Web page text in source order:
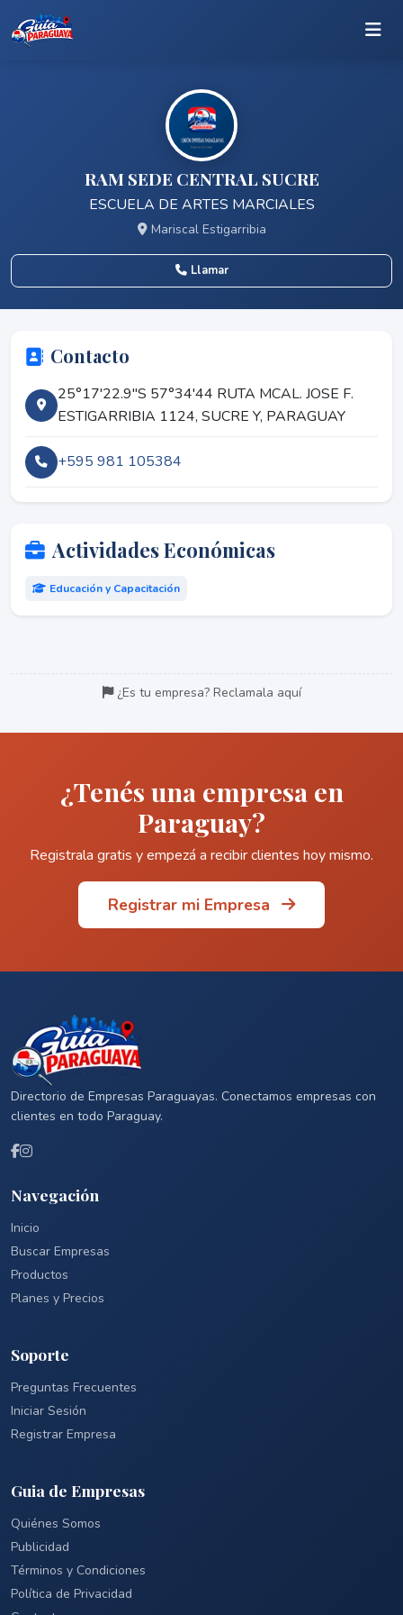
RAM SEDE CENTRAL SUCRE
ESCUELA DE ARTES MARCIALES
Mariscal Estigarribia
Llamar
Contacto
25°17'22.9"S 57°34'44 RUTA MCAL. JOSE F.
ESTIGARRIBIA 1124, SUCRE Y, PARAGUAY
+595 981 105384
Actividades Económicas
Educación y Capacitación
¿Es tu empresa? Reclamala aquí
¿Tenés una empresa en
Paraguay?
Registrala gratis y empezá a recibir clientes hoy mismo.
Registrar mi Empresa
Directorio de Empresas Paraguayas. Conectamos empresas con
clientes en todo Paraguay.
Navegación
Inicio
Buscar Empresas
Productos
Planes y Precios
Soporte
Preguntas Frecuentes
Iniciar Sesión
Registrar Empresa
Guia de Empresas
Quiénes Somos
Publicidad
Términos y Condiciones
Política de Privacidad